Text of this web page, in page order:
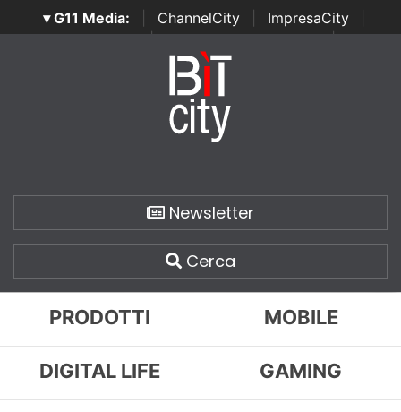
▾ G11 Media: ChannelCity ImpresaCity
SecurityOpenLab | Italian Channel Awards | Italian
Italian Security Awards
Newsletter
Cerca
PRODOTTI MOBILE
DIGITAL LIFE GAMING